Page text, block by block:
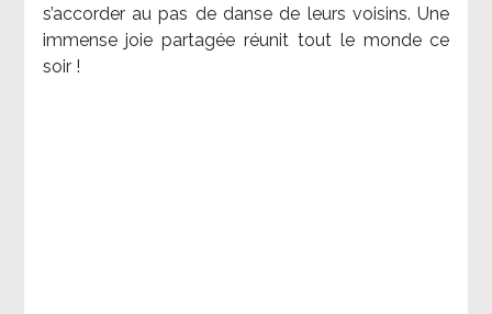
s’accorder au pas de danse de leurs voisins. Une
immense joie partagée réunit tout le monde ce
soir !